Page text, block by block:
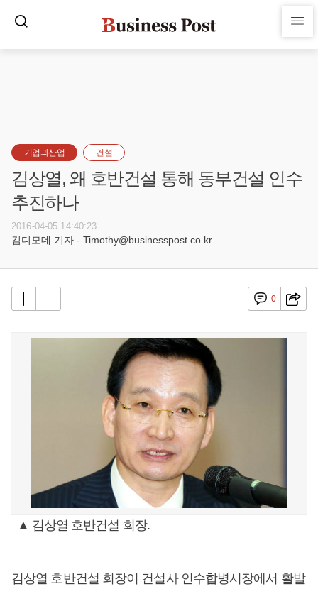
기업과산업 건설
김상열, 왜 호반건설 통해 동부건설 인수
추진하나
2016-04-05 14:40:23
김디모데 기자 - Timothy@businesspost.co.kr
0
▲ 김상열 호반건설 회장.
김상열 호반건설 회장이 건설사 인수합병시장에서 활발